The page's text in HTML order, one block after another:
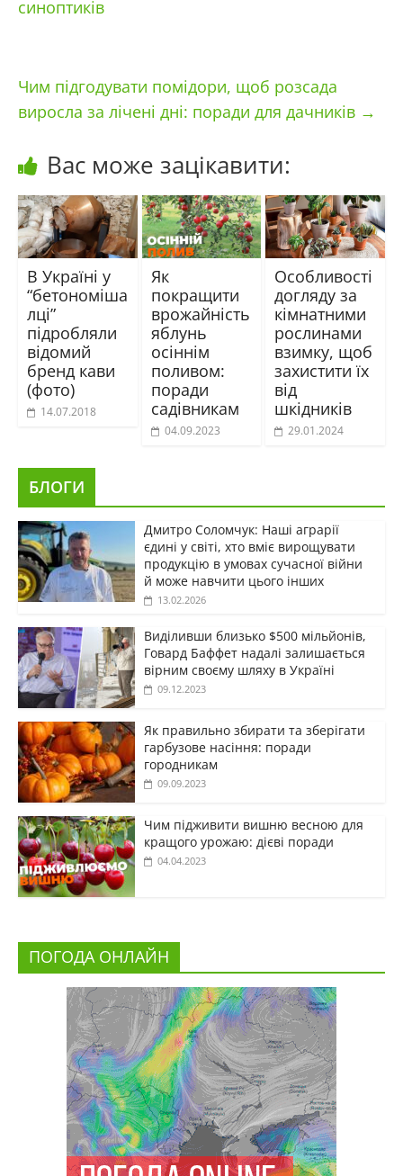
синоптиків
Чим підгодувати помідори, щоб розсада
виросла за лічені дні: поради для дачників →
Вас може зацікавити:
В Україні у
“бетономіша
лці”
підробляли
відомий
бренд кави
(фото)
14.07.2018
Як
покращити
врожайність
яблунь
осіннім
поливом:
поради
садівникам
04.09.2023
Особливості
догляду за
кімнатними
рослинами
взимку, щоб
захистити їх
від
шкідників
29.01.2024
БЛОГИ
Дмитро Соломчук: Наші аграрії
єдині у світі, хто вміє вирощувати
продукцію в умовах сучасної війни
й може навчити цього інших
13.02.2026
Виділивши близько $500 мільйонів,
Говард Баффет надалі залишається
вірним своєму шляху в Україні
09.12.2023
Як правильно збирати та зберігати
гарбузове насіння: поради
городникам
09.09.2023
Чим підживити вишню весною для
кращого урожаю: дієві поради
04.04.2023
ПОГОДА ОНЛАЙН